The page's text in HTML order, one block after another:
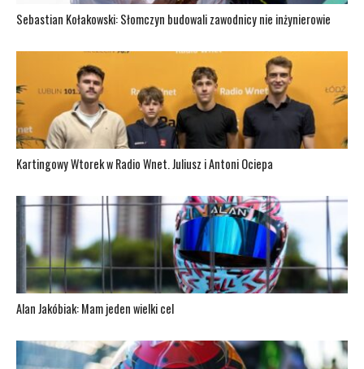
Sebastian Kołakowski: Słomczyn budowali zawodnicy nie inżynierowie
Kartingowy Wtorek w Radio Wnet. Juliusz i Antoni Ociepa
Alan Jakóbiak: Mam jeden wielki cel